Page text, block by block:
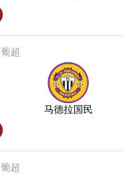
葡超
马德拉国民
葡超